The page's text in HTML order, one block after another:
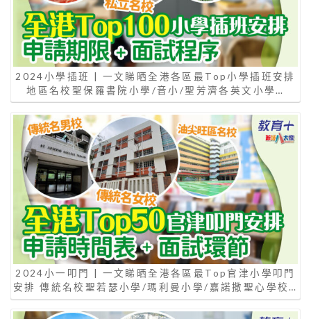
2024小學插班 | 一文睇晒全港各區最Top小學插班安排
地區名校聖保羅書院小學/音小/聖芳濟各英文小學…
2024小一叩門 | 一文睇晒全港各區最Top官津小學叩門
安排 傳統名校聖若瑟小學/瑪利曼小學/嘉諾撒聖心學校…